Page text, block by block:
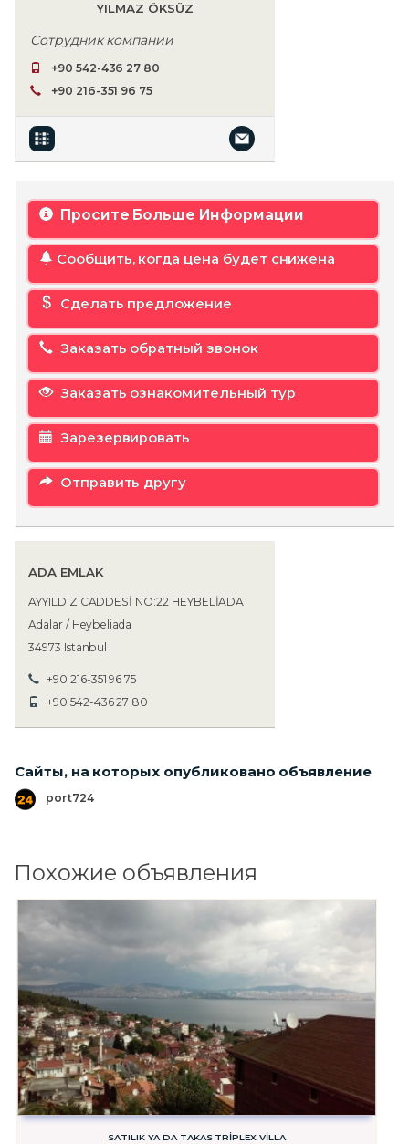
YILMAZ ÖKSÜZ
Сотрудник компании
+90 542-436 27 80
+90 216-351 96 75
Просите Больше Информации
Сообщить, когда цена будет снижена
Сделать предложение
Заказать обратный звонок
Заказать ознакомительный тур
Зарезервировать
Отправить другу
ADA EMLAK
AYYILDIZ CADDESİ NO:22 HEYBELİADA
Adalar / Heybeliada
34973 Istanbul
+90 216-351 96 75
+90 542-436 27 80
Сайты, на которых опубликовано объявление
port724
Похожие объявления
SATILIK YA DA TAKAS TRİPLEX VİLLA